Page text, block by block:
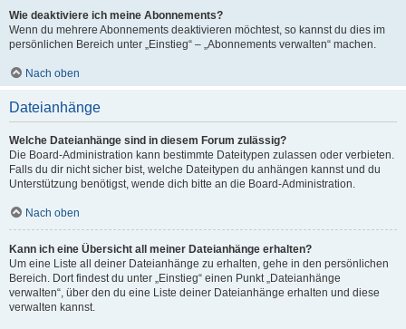
Wie deaktiviere ich meine Abonnements?
Wenn du mehrere Abonnements deaktivieren möchtest, so kannst du dies im
persönlichen Bereich unter „Einstieg“ – „Abonnements verwalten“ machen.
Nach oben
Dateianhänge
Welche Dateianhänge sind in diesem Forum zulässig?
Die Board-Administration kann bestimmte Dateitypen zulassen oder verbieten.
Falls du dir nicht sicher bist, welche Dateitypen du anhängen kannst und du
Unterstützung benötigst, wende dich bitte an die Board-Administration.
Nach oben
Kann ich eine Übersicht all meiner Dateianhänge erhalten?
Um eine Liste all deiner Dateianhänge zu erhalten, gehe in den persönlichen
Bereich. Dort findest du unter „Einstieg“ einen Punkt „Dateianhänge
verwalten“, über den du eine Liste deiner Dateianhänge erhalten und diese
verwalten kannst.